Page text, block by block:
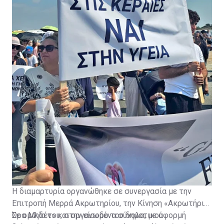
Η διαμαρτυρία οργανώθηκε σε συνεργασία με την
Επιτροπή Μερρά Ακρωτηρίου, την Κίνηση «Ακρωτήρι
Ώρα Μηδέν» και οργανωμένα σύνολα, με αφορμή
Σε ομιλία του, στην είσοδο του δημοτικού